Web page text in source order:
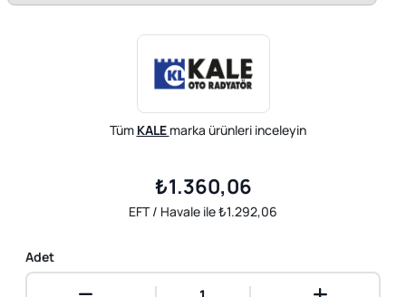
Tüm KALE marka ürünleri inceleyin
₺1.360,06
EFT / Havale ile ₺1.292,06
Adet